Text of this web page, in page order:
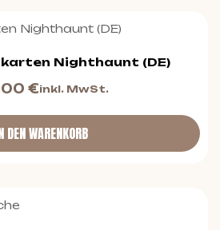
Nighthaunt (DE)
€inkl. MwSt.
DEN WARENKORB